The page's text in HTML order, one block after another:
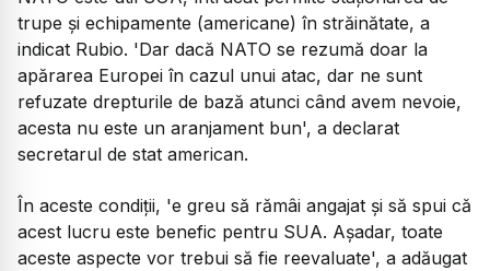
trupe și echipamente (americane) în străinătate, a
indicat Rubio. 'Dar dacă NATO se rezumă doar la
apărarea Europei în cazul unui atac, dar ne sunt
refuzate drepturile de bază atunci când avem nevoie,
acesta nu este un aranjament bun', a declarat
secretarul de stat american.
În aceste condiții, 'e greu să rămâi angajat și să spui că
acest lucru este benefic pentru SUA. Așadar, toate
aceste aspecte vor trebui să fie reevaluate', a adăugat